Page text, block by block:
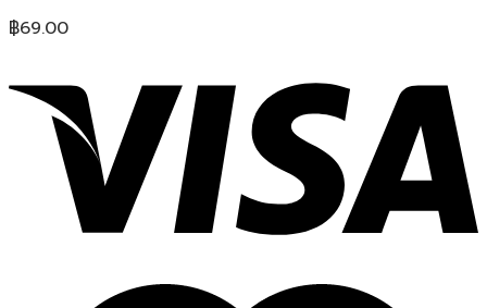
฿69.00